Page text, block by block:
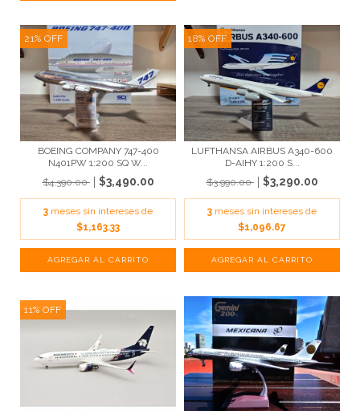
21% OFF
BOEING COMPANY 747-400
N401PW 1:200 SQ W...
$4,390.00
$3,490.00
3 meses sin intereses de
$1,163.33
18% OFF
LUFTHANSA AIRBUS A340-600
D-AIHY 1:200 S...
$3,990.00
$3,290.00
3 meses sin intereses de
$1,096.67
11% OFF